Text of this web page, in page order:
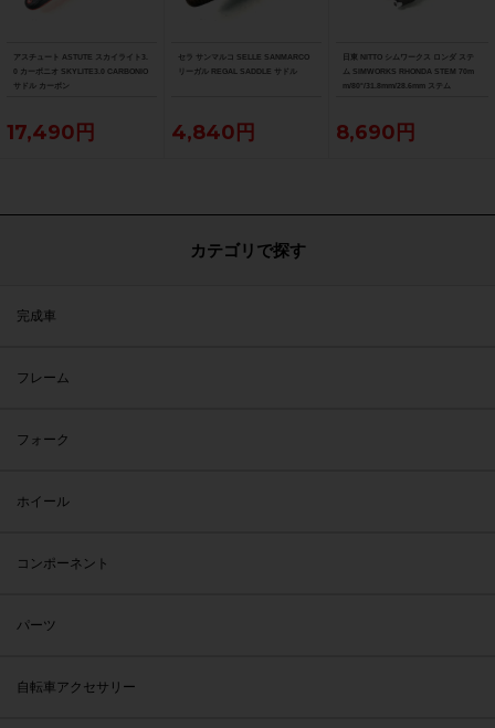
アスチュート ASTUTE スカイライト3.
0 カーボニオ SKYLITE3.0 CARBONIO
サドル カーボン
17,490円
セラ サンマルコ SELLE SANMARCO
リーガル REGAL SADDLE サドル
4,840円
日東 NITTO シムワークス ロンダ ステ
ム SIMWORKS RHONDA STEM 70m
m/80°/31.8mm/28.6mm ステム
8,690円
カテゴリで探す
完成車
フレーム
フォーク
ホイール
コンポーネント
パーツ
自転車アクセサリー